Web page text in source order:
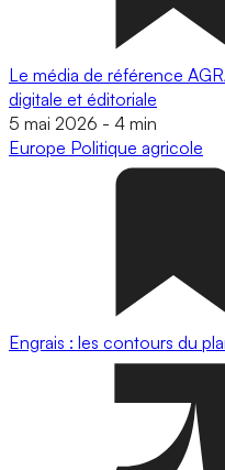
Le média de référence
digitale et éditoriale
5 mai 2026 - 4 min
Europe Politique agricole
Engrais : les contours du